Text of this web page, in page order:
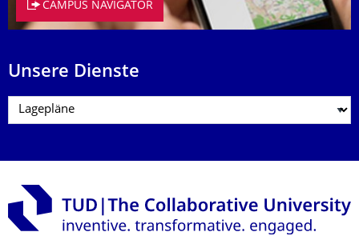
CAMPUS NAVIGATOR
Unsere Dienste